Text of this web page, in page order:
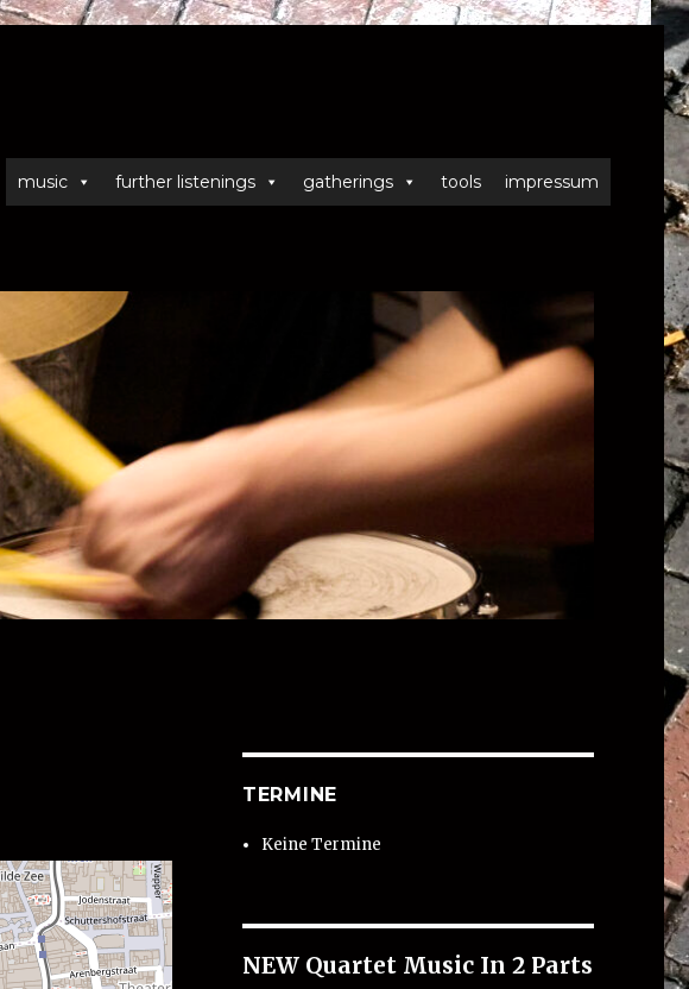
music further listenings gatherings tools impressum
TERMINE
Keine Termine
NEW Quartet Music In 2 Parts